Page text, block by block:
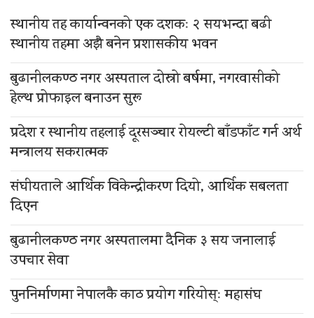
स्थानीय तह कार्यान्वनको एक दशकः २ सयभन्दा बढी
स्थानीय तहमा अझै बनेन प्रशासकीय भवन
बुढानीलकण्ठ नगर अस्पताल दोस्रो बर्षमा, नगरवासीको
हेल्थ प्रोफाइल बनाउन सुरू
प्रदेश र स्थानीय तहलाई दूरसञ्चार रोयल्टी बाँडफाँट गर्न अर्थ
मन्त्रालय सकरात्मक
संघीयताले आर्थिक विकेन्द्रीकरण दियो, आर्थिक सबलता
दिएन
बुढानीलकण्ठ नगर अस्पतालमा दैनिक ३ सय जनालाई
उपचार सेवा
पुननिर्माणमा नेपालकै काठ प्रयोग गरियोस्ः महासंघ